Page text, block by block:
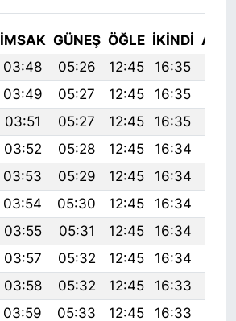
İMSAK GÜNEŞ ÖĞLE İKINDI
03:48 05:26 12:45 16:35
03:49 05:27 12:45 16:35
03:51 05:27 12:45 16:35
03:52 05:28 12:45 16:34
03:53 05:29 12:45 16:34
03:54 05:30 12:45 16:34
03:55 05:31 12:45 16:34
03:57 05:32 12:45 16:34
03:58 05:32 12:45 16:33
03:59 05:33 12:45 16:33